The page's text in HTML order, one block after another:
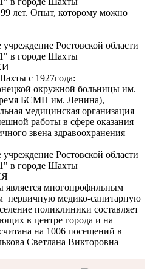
лет. Опыт, которому можно
Ростовской области
в городе Шахты
с 1927года:
окружной больницы им.
БСМП им. Ленина),
медицинская организация
работы в сфере оказания
звена здравоохранения
Ростовской области
в городе Шахты
многопрофильным
первичную медико-санитарную
поликлиники составляет
в центре города и на
на 1006 посещений в
Светлана Викторовна